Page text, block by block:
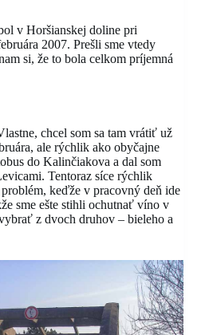
v Horšianskej doline pri
2007. Prešli sme vtedy
si, že to bola celkom príjemná
chcel som sa tam vrátiť už
ale rýchlik ako obyčajne
do Kalinčiakova a dal som
Tentoraz síce rýchlik
keďže v pracovný deň ide
sme ešte stihli ochutnať víno v
z dvoch druhov – bieleho a